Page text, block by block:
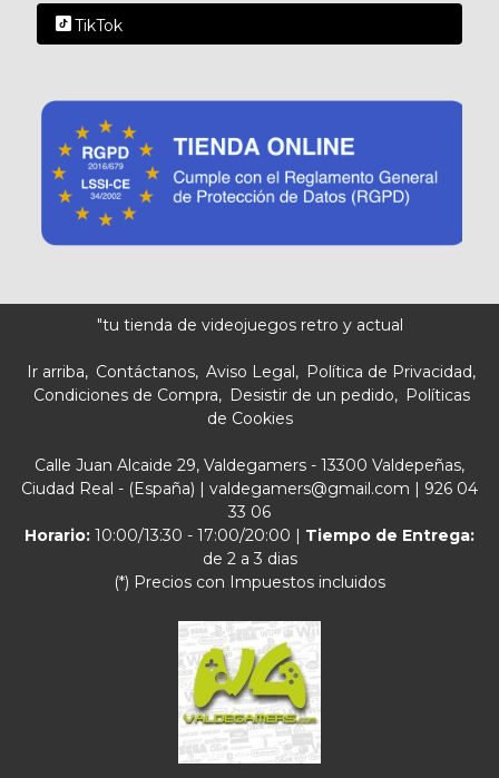
TikTok
"tu tienda de videojuegos retro y actual
Ir arriba Contáctanos Aviso Legal
Política de Privacidad
Condiciones de Compra
Desistir de un pedido
Políticas
de Cookies
Calle Juan Alcaide 29, Valdegamers - 13300 Valdepeñas,
Ciudad Real - (España) | valdegamers@gmail.com | 926 04
33 06
Horario: 10:00/13:30 - 17:00/20:00 | Tiempo de Entrega:
de 2 a 3 dias
(*) Precios con Impuestos incluidos